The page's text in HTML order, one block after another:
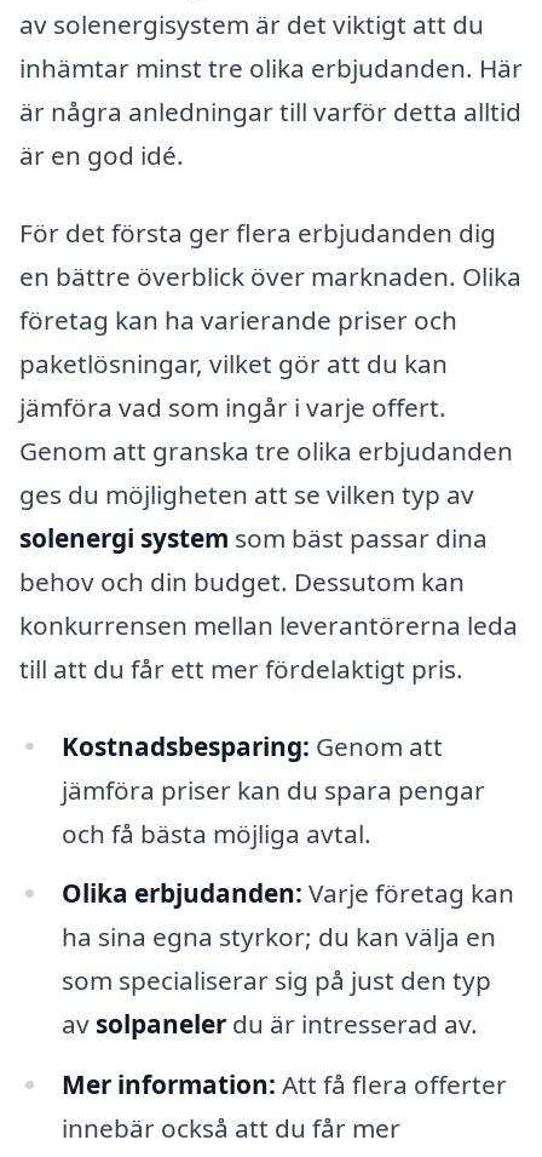
av solenergisystem är det viktigt att du
inhämtar minst tre olika erbjudanden. Här
är några anledningar till varför detta alltid
är en god idé.
För det första ger flera erbjudanden dig
en bättre överblick över marknaden. Olika
företag kan ha varierande priser och
paketlösningar, vilket gör att du kan
jämföra vad som ingår i varje offert.
Genom att granska tre olika erbjudanden
ges du möjligheten att se vilken typ av
solenergi system som bäst passar dina
behov och din budget. Dessutom kan
konkurrensen mellan leverantörerna leda
till att du får ett mer fördelaktigt pris.
Kostnadsbesparing: Genom att
jämföra priser kan du spara pengar
och få bästa möjliga avtal.
Olika erbjudanden: Varje företag kan
ha sina egna styrkor; du kan välja en
som specialiserar sig på just den typ
av solpanelerdu är intresserad av.
Mer information: Att få flera offerter
innebär också att du får mer